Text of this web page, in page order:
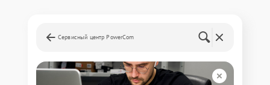
Сервисный центр PowerCom